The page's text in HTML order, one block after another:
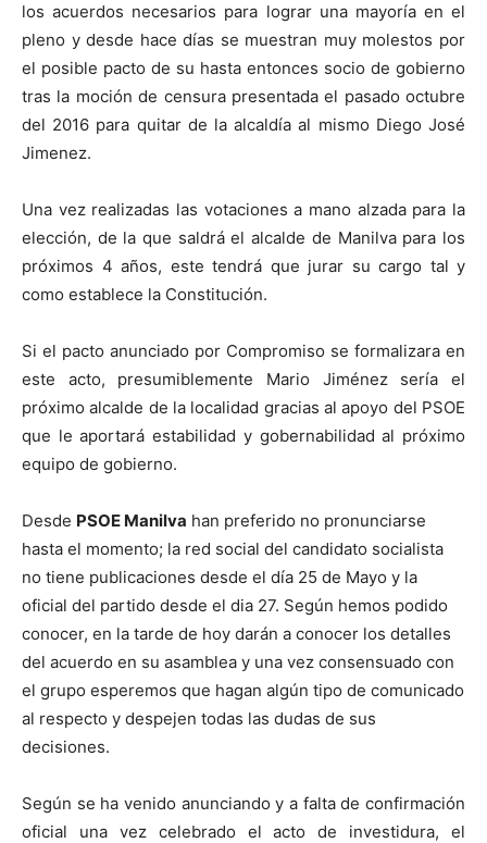
los acuerdos necesarios para lograr una mayoría en el
pleno y desde hace días se muestran muy molestos por
el posible pacto de su hasta entonces socio de gobierno
tras la moción de censura presentada el pasado octubre
del 2016 para quitar de la alcaldía al mismo Diego José
Jimenez.
Una vez realizadas las votaciones a mano alzada para la
elección, de la que saldrá el alcalde de Manilva para los
próximos 4 años, este tendrá que jurar su cargo tal y
como establece la Constitución.
Si el pacto anunciado por Compromiso se formalizara en
este acto, presumiblemente Mario Jiménez sería el
próximo alcalde de la localidad gracias al apoyo del PSOE
que le aportará estabilidad y gobernabilidad al próximo
equipo de gobierno.
Desde PSOE Manilva han preferido no pronunciarse
hasta el momento; la red social del candidato socialista
no tiene publicaciones desde el día 25 de Mayo y la
oficial del partido desde el dia 27. Según hemos podido
conocer, en la tarde de hoy darán a conocer los detalles
del acuerdo en su asamblea y una vez consensuado con
el grupo esperemos que hagan algún tipo de comunicado
al respecto y despejen todas las dudas de sus
decisiones.
Según se ha venido anunciando y a falta de confirmación
oficial una vez celebrado el acto de investidura, el